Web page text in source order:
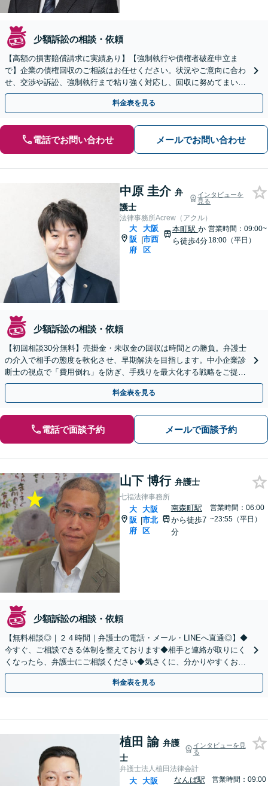
少額訴訟の相談・依頼
【高額の損害賠償請求に実績あり】【強制執行や債権者破産申立ま
で】企業の債権回収のご相談はお任せください。状況やご意向に合わ
せ、交渉や訴訟、強制執行まで粘り強く対応し、回収に努めてまいり
ます。顧問契約にて、未回収債権の発生予防にも努めます。
料金表を見る
電話でお問い合わせ メールでお問い合わせ
中原 圭介 弁
護士
インタビューを
見る
法律事務所Acrew（アクル）
大
阪
府
|
大阪
市西
区
本町駅 か
ら徒歩4分
営業時間：09:00~
18:00（平日）
少額訴訟の相談・依頼
【初回相談30分無料】売掛金・未収金の回収は時間との勝負。弁護士
の介入で相手の態度を軟化させ、早期解決を目指します。中小企業診
断士の視点で「費用倒れ」を防ぎ、手残りを最大化する戦略をご提
案。スポット依頼も歓迎、お気軽にご相談を。
料金表を見る
電話で面談予約 メールで面談予約
山下 博行 弁護士
七福法律事務所
大
阪
府
|
大阪
市北
区
南森町駅
から徒歩7
分
営業時間：06:00
~23:55（平日）
少額訴訟の相談・依頼
【無料相談◎｜２４時間｜弁護士の電話・メール・LINEへ直通◎】◆
今すぐ、ご相談できる体制を整えております◆相手と連絡が取りにく
くなったら、弁護士にご相談ください◆気さくに、分かりやすくお答
えします。弁護士直通LINE【@685dvpfm】
料金表を見る
植田 諭 弁護
士
インタビューを見
る
弁護士法人植田法律会計
大 大阪
なんば駅
営業時間：09:00